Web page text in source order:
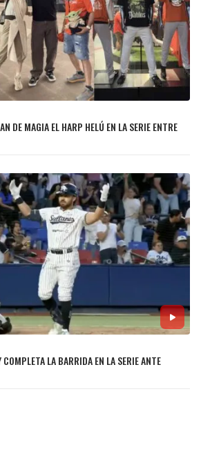
DE MAGIA EL HARP HELÚ EN LA SERIE ENTRE
COMPLETA LA BARRIDA EN LA SERIE ANTE